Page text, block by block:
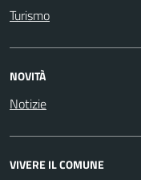
Turismo
NOVITÀ
Notizie
VIVERE IL COMUNE